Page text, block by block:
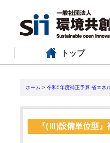
トップ
ホーム > 令和5年度補正予算 省エネ
『(Ⅲ)設備単位型